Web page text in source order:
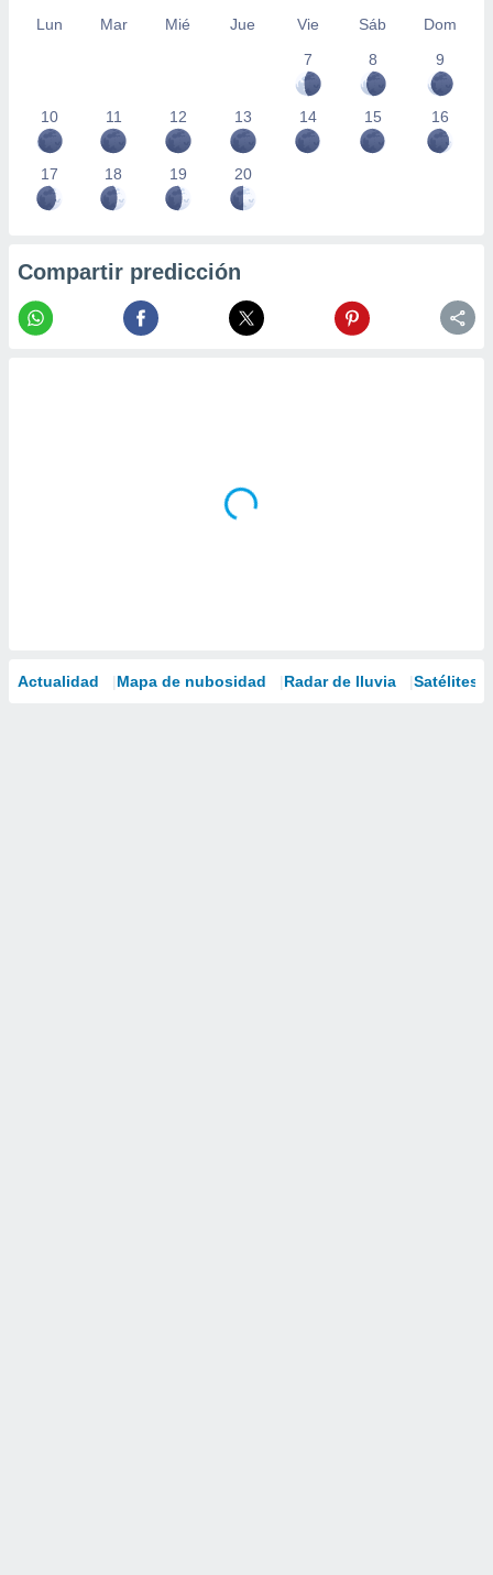
Lun Mar Mié Jue Vie Sáb
Dom
7
8 9
10 11 12 13 14 15 16
17 18 19 20
Compartir predicción
Actualidad Mapa de nubosidad Radar de lluvia Satélites